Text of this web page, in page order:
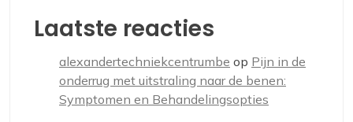
Laatste reacties
alexandertechniekcentrumbe op Pijn in de
onderrug met uitstraling naar de benen:
Symptomen en Behandelingsopties